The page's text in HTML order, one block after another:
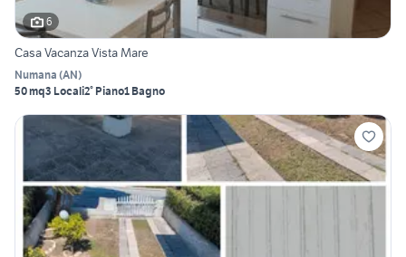
6
Casa Vacanza Vista Mare
Numana (AN)
50 mq3 Locali2° Piano1 Bagno